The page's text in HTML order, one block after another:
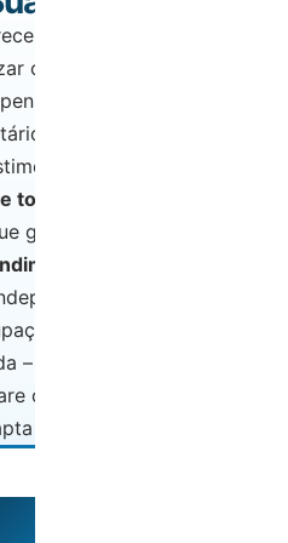
os rendimentos do seu
para diferentes
e objetivos de
total
gera? Ou prefere a
fixo garantido
da
– há apenas a escolha
os modelos abaixo e
melhor ao seu perfil.